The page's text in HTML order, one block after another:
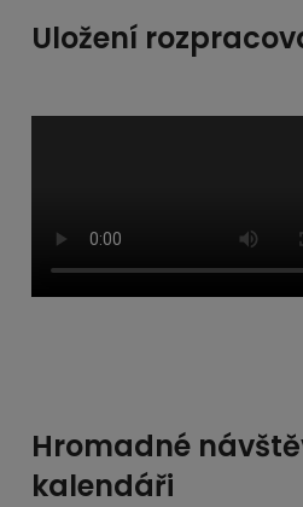
Uložení
Hromadné
kalendáři